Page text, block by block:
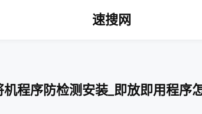
速搜网
程序防检测安装_即放即用程序